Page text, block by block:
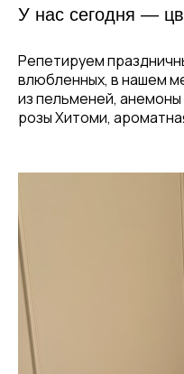
У нас сегодня —
Репетируем
влюбленных, в нашем
из пельменей,
розы Хитоми,